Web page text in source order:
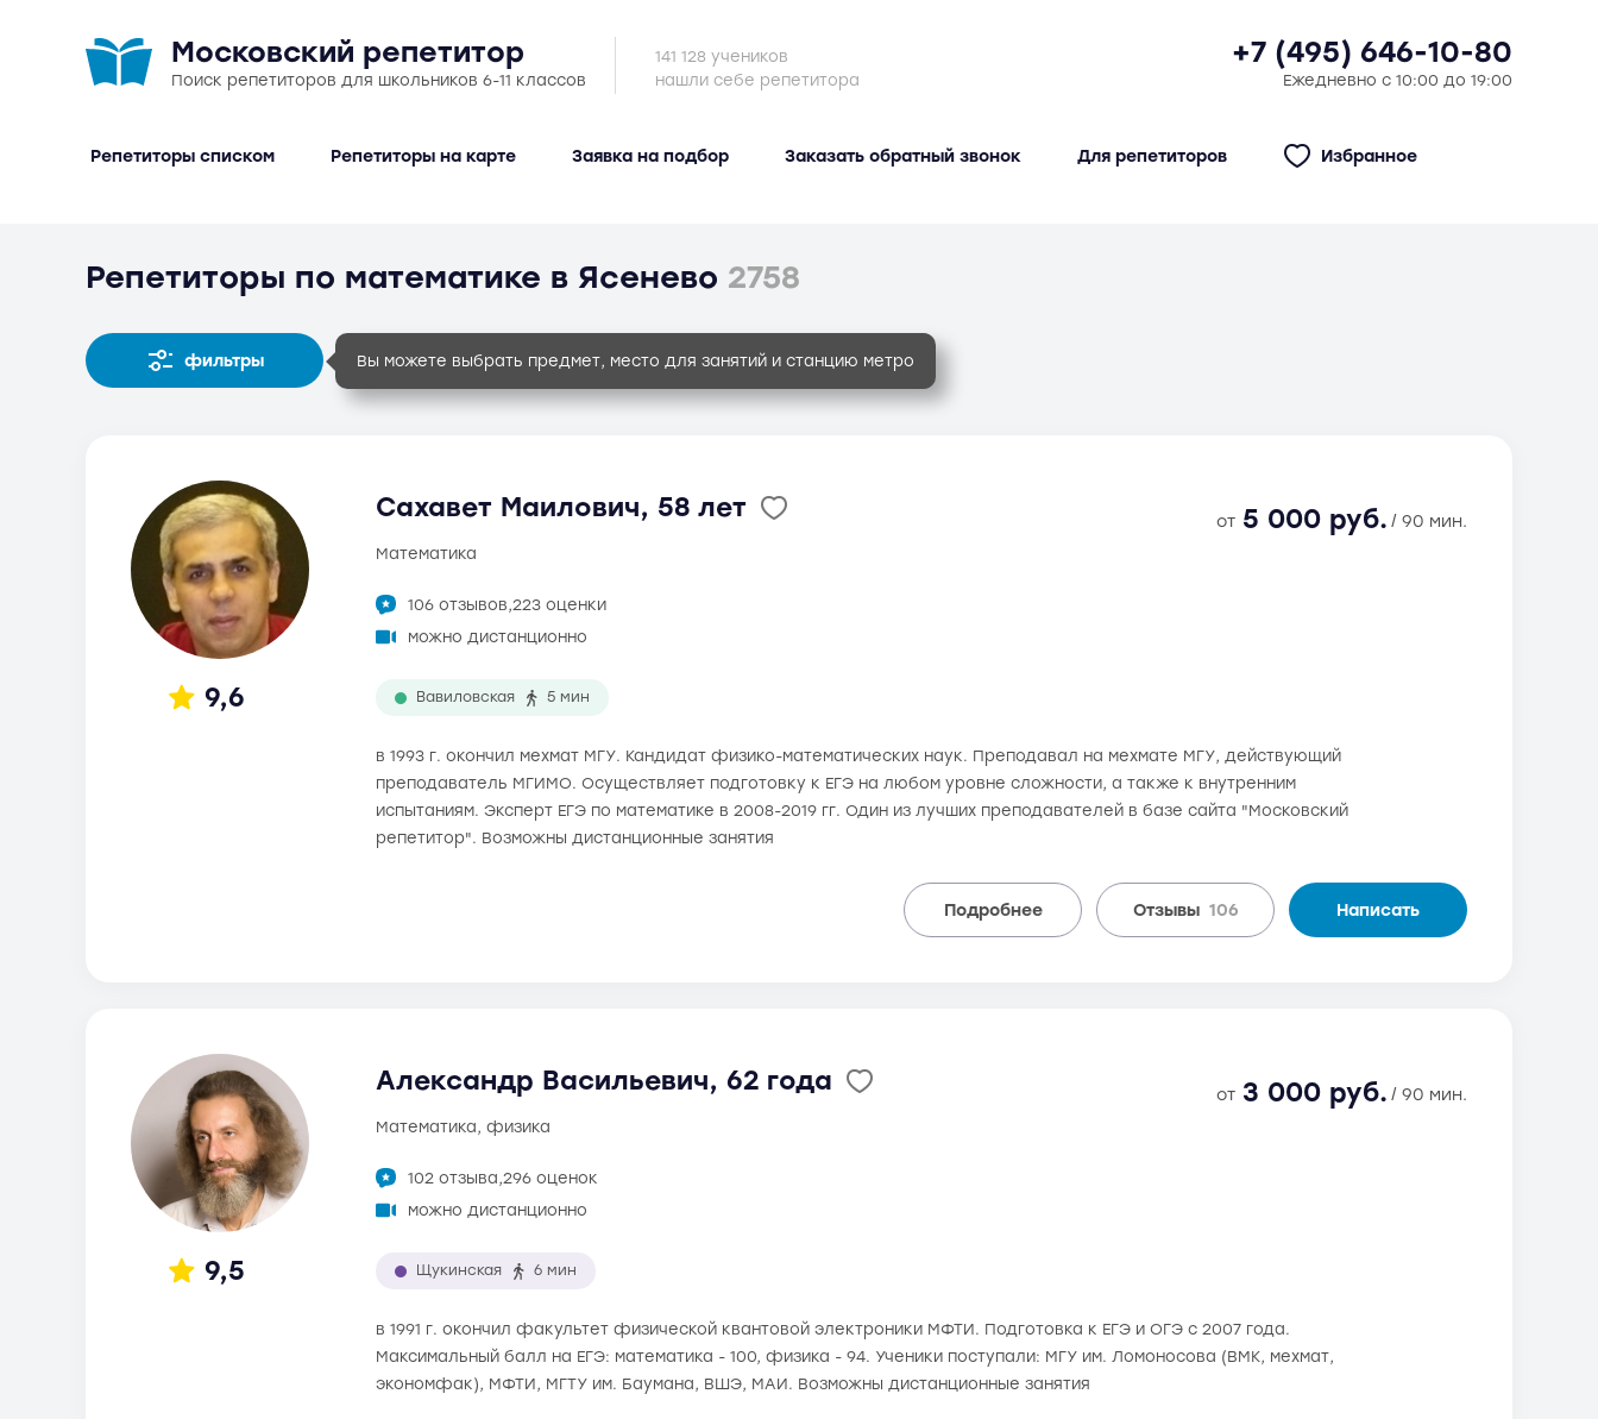
Московский репетитор +7 (495) 646-10-80
Поиск репетиторов для школьников 6-11 классов Ежедневно с 10:00 до 19:00
141 128 учеников
нашли себе репетитора
Репетиторы списком Репетиторы на карте Заявка на подбор Заказать обратный звонок Для репетиторов Избранное
Репетиторы по математике в Ясенево 2758
фильтры Вы можете выбрать предмет, место для занятий и станцию метро
9,6
Сахавет Маилович, 58 лет от 5 000 руб. / 90 мин.
математика
106 отзывов,223 оценки
можно дистанционно
Вавиловская 5 мин
в 1993 г. окончил мехмат МГУ. Кандидат физико-математических наук. Преподавал на мехмате МГУ, действующий
преподаватель МГИМО. Осуществляет подготовку к ЕГЭ на любом уровне сложности, а также к внутренним
испытаниям. Эксперт ЕГЭ по математике в 2008-2019 гг. Один из лучших преподавателей в базе сайта "Московский
репетитор". Возможны дистанционные занятия
Подробнее Отзывы 106 Написать
9,5
Александр Васильевич, 62 года от 3 000 руб. / 90 мин.
математика, физика
102 отзыва,296 оценок
можно дистанционно
Щукинская 6 мин
в 1991 г. окончил факультет физической квантовой электроники МФТИ. Подготовка к ЕГЭ и ОГЭ с 2007 года.
Максимальный балл на ЕГЭ: математика - 100, физика - 94. Ученики поступали: МГУ им. Ломоносова (ВМК, мехмат,
экономфак), МФТИ, МГТУ им. Баумана, ВШЭ, МАИ. Возможны дистанционные занятия